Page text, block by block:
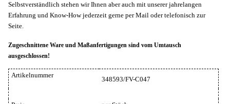
Selbstverständlich stehen wir Ihnen aber auch mit unserer jahrelangen
Erfahrung und Know-How jederzeit gerne per Mail oder telefonisch zur
Seite.
Zugeschnittene Ware und Maßanfertigungen sind vom Umtausch
ausgeschlossen!
Artikelnummer
348593/FV-C047